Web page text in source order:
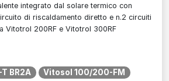
integrato dal solare termico con
di riscaldamento diretto e n.2 circuiti
Vitotrol 200RF e Vitotrol 300RF
BR2A Vitosol 100/200-FM